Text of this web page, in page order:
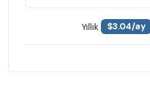
Yıllık $3.04/ay